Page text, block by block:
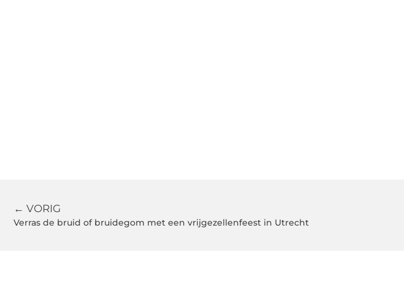
← VORIG
Verras de bruid of bruidegom met een vrijgezellenfeest in Utrecht